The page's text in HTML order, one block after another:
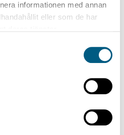
informationen med annan
eller som de har